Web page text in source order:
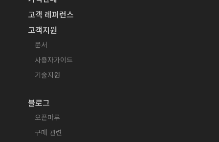
고객 레퍼런스
고객지원
문서
사용자가이드
기술지원
블로그
오픈마루
구매 관련